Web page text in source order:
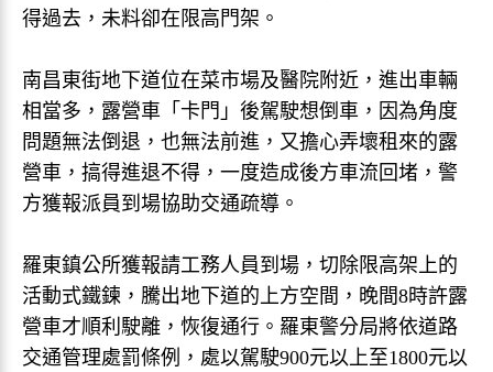
得過去，未料卻在限高門架。
南昌東街地下道位在菜市場及醫院附近，進出車輛
相當多，露營車「卡門」後駕駛想倒車，因為角度
問題無法倒退，也無法前進，又擔心弄壞租來的露
營車，搞得進退不得，一度造成後方車流回堵，警
方獲報派員到場協助交通疏導。
羅東鎮公所獲報請工務人員到場，切除限高架上的
活動式鐵鍊，騰出地下道的上方空間，晚間8時許露
營車才順利駛離，恢復通行。羅東警分局將依道路
交通管理處罰條例，處以駕駛900元以上至1800元以